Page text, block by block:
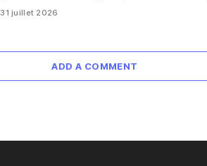
31 juillet 2026
ADD A COMMENT